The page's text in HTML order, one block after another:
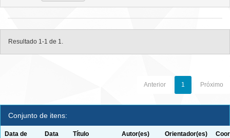
Resultado 1-1 de 1.
Anterior 1 Próximo
Conjunto de itens:
Data de
Data
Título Autor(es) Orientador(es)